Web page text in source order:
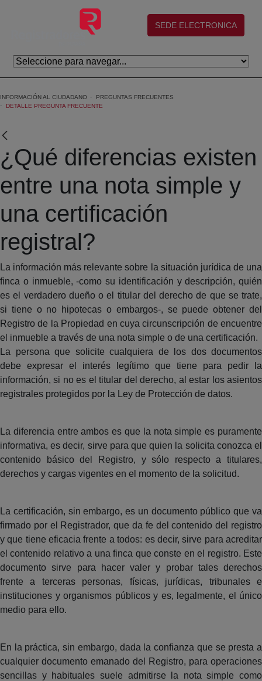
Eduki nagusira joan
(abre en nueva ventana)
SEDE ELECTRONICA
INFORMACIÓN AL CIUDADANO
PREGUNTAS FRECUENTES
DETALLE PREGUNTA FRECUENTE
¿Qué diferencias existen
entre una nota simple y
una certificación
registral?
La información más relevante sobre la situación jurídica de una
finca o inmueble, -como su identificación y descripción, quién
es el verdadero dueño o el titular del derecho de que se trate,
si tiene o no hipotecas o embargos-, se puede obtener del
Registro de la Propiedad en cuya circunscripción de encuentre
el inmueble a través de una nota simple o de una certificación.
La persona que solicite cualquiera de los dos documentos
debe expresar el interés legítimo que tiene para pedir la
información, si no es el titular del derecho, al estar los asientos
registrales protegidos por la Ley de Protección de datos.
La diferencia entre ambos es que la nota simple es puramente
informativa, es decir, sirve para que quien la solicita conozca el
contenido básico del Registro, y sólo respecto a titulares,
derechos y cargas vigentes en el momento de la solicitud.
La certificación, sin embargo, es un documento público que va
firmado por el Registrador, que da fe del contenido del registro
y que tiene eficacia frente a todos: es decir, sirve para acreditar
el contenido relativo a una finca que conste en el registro. Este
documento sirve para hacer valer y probar tales derechos
frente a terceras personas, físicas, jurídicas, tribunales e
instituciones y organismos públicos y es, legalmente, el único
medio para ello.
En la práctica, sin embargo, dada la confianza que se presta a
cualquier documento emanado del Registro, para operaciones
sencillas y habituales suele admitirse la nota simple como